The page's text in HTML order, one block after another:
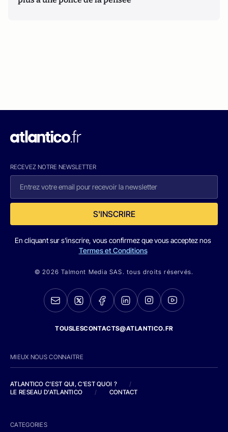
RECEVEZ NOTRE NEWSLETTER
S'INSCRIRE
En cliquant sur s'inscrire, vous confirmez que vous acceptez nos
Termes et Conditions
© 2026 Talmont Media SAS. tous droits réservés.
TOUSLESCONTACTS@ATLANTICO.FR
MIEUX NOUS CONNAITRE
ATLANTICO C'EST QUI, C'EST QUOI ?
/
LE RESEAU D'ATLANTICO
/ CONTACT
CATEGORIES